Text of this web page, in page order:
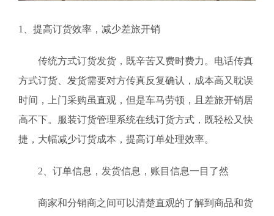
1、提高订货效率，减少差旅开销
传统方式订货发货，既辛苦又费时费力。电话传真
方式订货、发货需要对方传真反复确认，成本高又耽误
时间，上门采购虽直观，但是车马劳顿，且差旅开销居
高不下。服装订货管理系统在线订货方式，既轻松又快
捷，大幅减少订货成本，提高订单处理效率。
2、订单信息，发货信息，账目信息一目了然
商家和分销商之间可以清楚直观的了解到商品和货